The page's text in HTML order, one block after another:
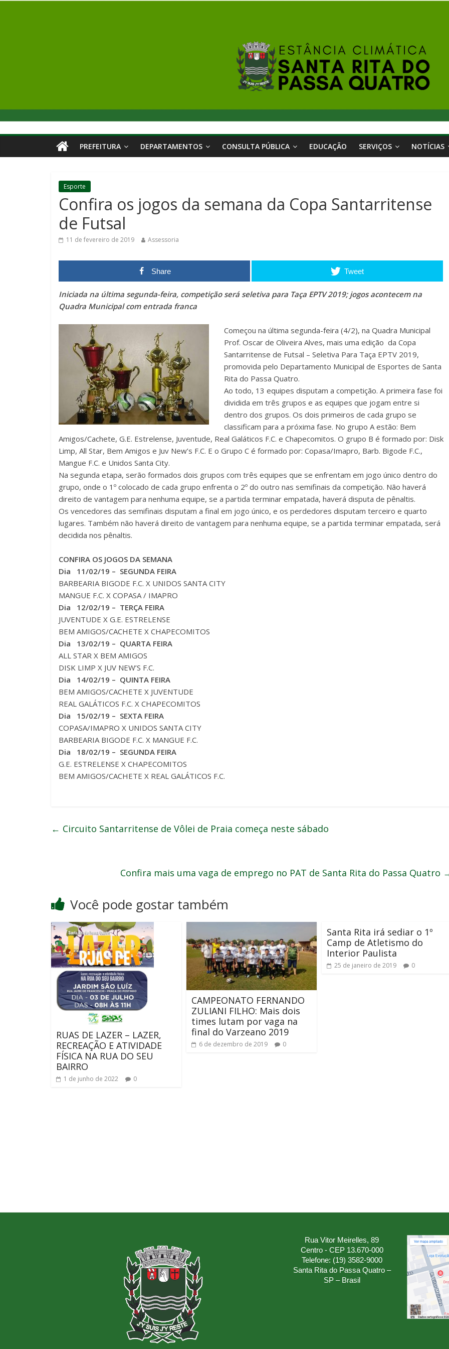
PREFEITURA DEPARTAMENTOS CONSULTA PÚBLICA EDUCAÇÃO SERVIÇOS NOTÍCIAS
Esporte
Confira os jogos da semana da Copa Santarritense
de Futsal
11 de fevereiro de 2019 Assessoria
Share Tweet
Iniciada na última segunda-feira, competição será seletiva para Taça EPTV 2019; jogos acontecem na
Quadra Municipal com entrada franca
Começou na última segunda-feira (4/2), na Quadra Municipal
Prof. Oscar de Oliveira Alves, mais uma edição da Copa
Santarritense de Futsal – Seletiva Para Taça EPTV 2019,
promovida pelo Departamento Municipal de Esportes de Santa
Rita do Passa Quatro.
Ao todo, 13 equipes disputam a competição. A primeira fase foi
dividida em três grupos e as equipes que jogam entre si
dentro dos grupos. Os dois primeiros de cada grupo se
classificam para a próxima fase. No grupo A estão: Bem
Amigos/Cachete, G.E. Estrelense, Juventude, Real Galáticos F.C. e Chapecomitos. O grupo B é formado por: Disk
Limp, All Star, Bem Amigos e Juv New’s F.C. E o Grupo C é formado por: Copasa/Imapro, Barb. Bigode F.C.,
Mangue F.C. e Unidos Santa City.
Na segunda etapa, serão formados dois grupos com três equipes que se enfrentam em jogo único dentro do
grupo, onde o 1º colocado de cada grupo enfrenta o 2º do outro nas semifinais da competição. Não haverá
direito de vantagem para nenhuma equipe, se a partida terminar empatada, haverá disputa de pênaltis.
Os vencedores das semifinais disputam a final em jogo único, e os perdedores disputam terceiro e quarto
lugares. Também não haverá direito de vantagem para nenhuma equipe, se a partida terminar empatada, será
decidida nos pênaltis.
CONFIRA OS JOGOS DA SEMANA
Dia 11/02/19 – SEGUNDA FEIRA
BARBEARIA BIGODE F.C. X UNIDOS SANTA CITY
MANGUE F.C. X COPASA / IMAPRO
Dia 12/02/19 – TERÇA FEIRA
JUVENTUDE X G.E. ESTRELENSE
BEM AMIGOS/CACHETE X CHAPECOMITOS
Dia 13/02/19 – QUARTA FEIRA
ALL STAR X BEM AMIGOS
DISK LIMP X JUV NEW’S F.C.
Dia 14/02/19 – QUINTA FEIRA
BEM AMIGOS/CACHETE X JUVENTUDE
REAL GALÁTICOS F.C. X CHAPECOMITOS
Dia 15/02/19 – SEXTA FEIRA
COPASA/IMAPRO X UNIDOS SANTA CITY
BARBEARIA BIGODE F.C. X MANGUE F.C.
Dia 18/02/19 – SEGUNDA FEIRA
G.E. ESTRELENSE X CHAPECOMITOS
BEM AMIGOS/CACHETE X REAL GALÁTICOS F.C.
← Circuito Santarritense de Vôlei de Praia começa neste sábado
Confira mais uma vaga de emprego no PAT de Santa Rita do Passa Quatro
Você pode gostar também
RUAS DE LAZER – LAZER,
RECREAÇÃO E ATIVIDADE
FÍSICA NA RUA DO SEU
BAIRRO
1 de junho de 2022 0
CAMPEONATO FERNANDO
ZULIANI FILHO: Mais dois
times lutam por vaga na
final do Varzeano 2019
6 de dezembro de 2019 0
Santa Rita irá sediar o 1º
Camp de Atletismo do
Interior Paulista
25 de janeiro de 2019 0
Rua Vitor Meirelles, 89
Centro - CEP 13.670-000
Telefone: (19) 3582-9000
Santa Rita do Passa Quatro –
SP – Brasil